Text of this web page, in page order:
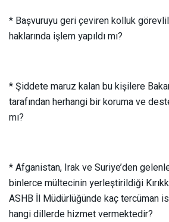
* Başvuruyu geri çeviren kolluk
haklarında işlem yapıldı mı?
* Şiddete maruz kalan bu kişilere
tarafından herhangi bir koruma ve
mı?
* Afganistan, Irak ve Suriye’den
binlerce mültecinin yerleştirildiği
ASHB İl Müdürlüğünde kaç tercüman
hangi dillerde hizmet vermektedir?